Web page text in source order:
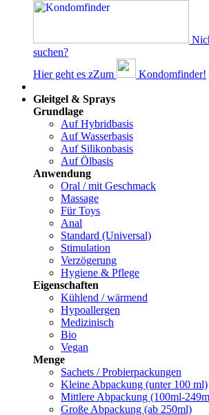
suchen?
Hier geht es zZum
Kondomfinder!
Gleitgel & Sprays
Grundlage
Auf Hybridbasis
Auf Wasserbasis
Auf Silikonbasis
Auf Ölbasis
Anwendung
Oral / mit Geschmack
Massage
Für Toys
Anal
Standard (Universal)
Stimulation
Verzögerung
Hygiene & Pflege
Eigenschaften
Kühlend / wärmend
Hypoallergen
Medizinisch
Bio
Vegan
Menge
Sachets / Probierpackungen
Kleine Abpackung (unter 100 ml)
Mittlere Abpackung (100ml-
Große Abpackung (ab 250ml)